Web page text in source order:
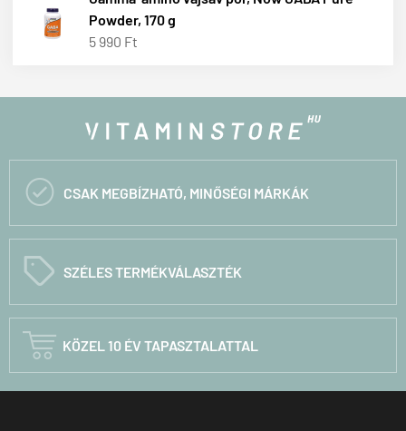
Powder, 170 g
5 990 Ft
 CSAK MEGBÍZHATÓ, MINŐSÉGI MÁRKÁK
C SZÉLES TERMÉKVÁLASZTÉK
 KÖZEL 10 ÉV TAPASZTALATTAL